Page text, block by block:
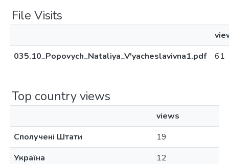
File Visits
035.10_Popovych_Nataliya_V'yacheslavivna1.pdf
61
Top country views
views
Сполучені Штати
19
Україна
12